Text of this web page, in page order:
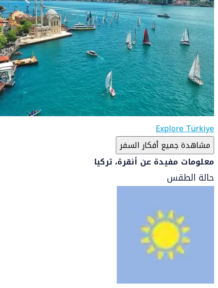
Explore Türkiye
مشاهدة جميع أفكار السفر
معلومات مفيدة عن أنقرة، تركيا
حالة الطقس